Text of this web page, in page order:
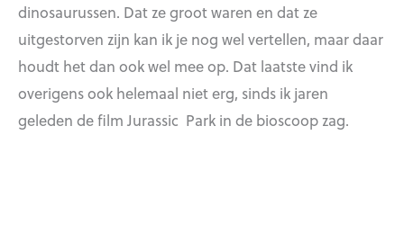
dinosaurussen. Dat ze groot waren en dat ze
uitgestorven zijn kan ik je nog wel vertellen, maar daar
houdt het dan ook wel mee op. Dat laatste vind ik
overigens ook helemaal niet erg, sinds ik jaren
geleden de film Jurassic Park in de bioscoop zag.